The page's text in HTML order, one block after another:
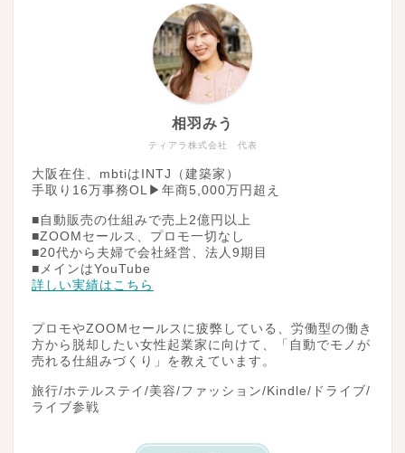
ティアラ株式会社 代表
相羽みう
大阪在住、mbtiはINTJ（建築家）
手取り16万事務OL▶︎年商5,000万円超え
■自動販売の仕組みで売上2億円以上
■ZOOMセールス、プロモ一切なし
■20代から夫婦で会社経営、法人9期目
■メインはYouTube
詳しい実績はこちら
プロモやZOOMセールスに疲弊している、労働型の働き
方から脱却したい女性起業家に向けて、「自動でモノが
売れる仕組みづくり」を教えています。
旅行/ホテルステイ/美容/ファッション/Kindle/ドライブ/
ライブ参戦